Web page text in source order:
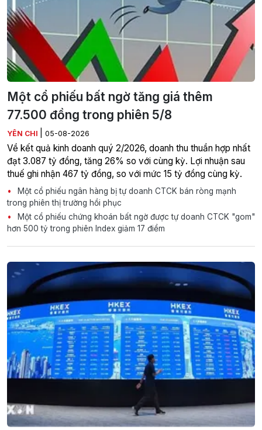
Một cổ phiếu bất ngờ tăng giá thêm
77.500 đồng trong phiên 5/8
YÊN CHI 05-08-2026
Về kết quả kinh doanh quý 2/2026, doanh thu thuần hợp nhất
đạt 3.087 tỷ đồng, tăng 26% so với cùng kỳ. Lợi nhuận sau
thuế ghi nhận 467 tỷ đồng, so với mức 15 tỷ đồng cùng kỳ.
Một cổ phiếu ngân hàng bị tự doanh CTCK bán ròng mạnh
trong phiên thị trường hồi phục
Một cổ phiếu chứng khoán bất ngờ được tự doanh CTCK "gom"
hơn 500 tỷ trong phiên Index giảm 17 điểm